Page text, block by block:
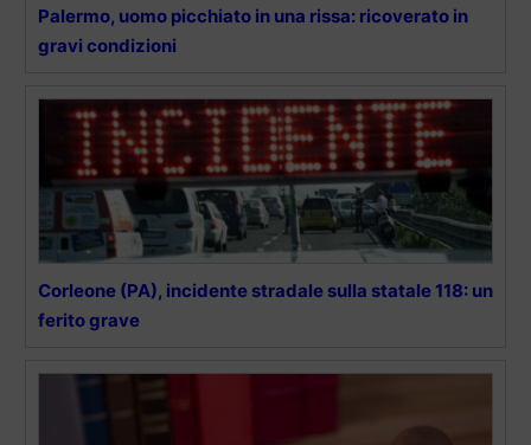
Palermo, uomo picchiato in una rissa: ricoverato in
gravi condizioni
Corleone (PA), incidente stradale sulla statale 118: un
ferito grave